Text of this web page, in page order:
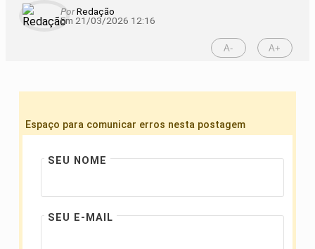
PorRedação
Em 21/03/2026 12:16
A- A+
Espaço para comunicar erros nesta postagem
SEU NOME
SEU E-MAIL